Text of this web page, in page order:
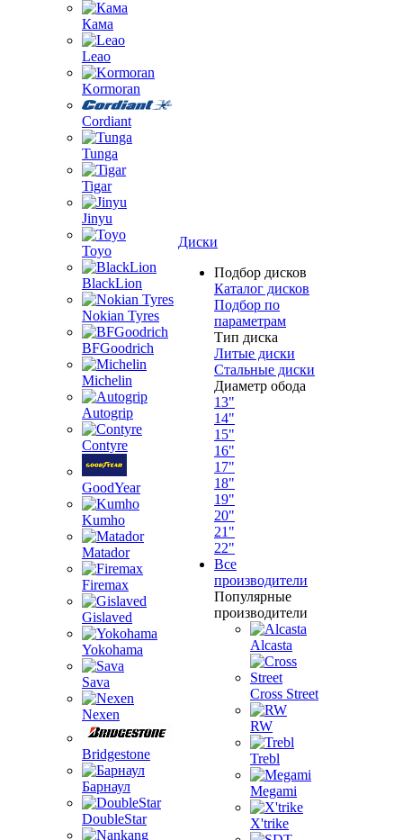
Кама
Leao
Kormoran
Cordiant
Tunga
Tigar
Jinyu
Toyo
BlackLion
Nokian Tyres
BFGoodrich
Michelin
Autogrip
Contyre
GoodYear
Kumho
Matador
Firemax
Gislaved
Yokohama
Sava
Nexen
Bridgestone
Барнаул
DoubleStar
Диски
Подбор дисков
Каталог дисков
Подбор по
параметрам
Тип диска
Литые диски
Стальные диски
Диаметр обода
13"
14"
15"
16"
17"
18"
19"
20"
21"
22"
Все
производители
Популярные
производители
Alcasta
Cross Street
RW
Trebl
Megami
X'trike